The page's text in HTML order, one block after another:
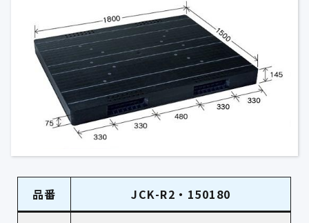
品番 JCK-R2・150180